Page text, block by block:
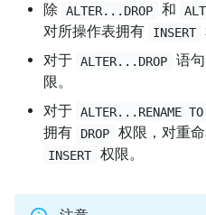
除
ALTER...DROP 和
对所操作表拥有
INSERT
对于 ALTER...DROP 语
限。
对于 ALTER...RENAME TO
拥有
DROP 权限，对重
INSERT 权限。